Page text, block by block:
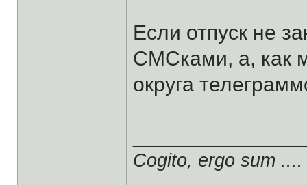
Если отпуск не
СМСками, а, как
округа
Cogito, ergo sum ....